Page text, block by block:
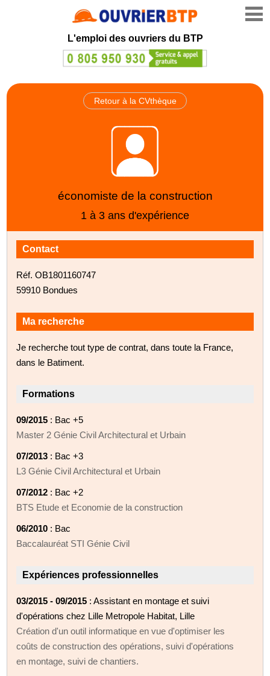
L'emploi des ouvriers du BTP
Retour à la CVthèque
économiste de la construction
1 à 3 ans d'expérience
Contact
Réf. OB1801160747
59910 Bondues
Ma recherche
Je recherche tout type de contrat, dans toute la France,
dans le Batiment.
Formations
09/2015 : Bac +5
Master 2 Génie Civil Architectural et Urbain
07/2013 : Bac +3
L3 Génie Civil Architectural et Urbain
07/2012 : Bac +2
BTS Etude et Economie de la construction
06/2010 : Bac
Baccalauréat STI Génie Civil
Expériences professionnelles
03/2015 - 09/2015 : Assistant en montage et suivi
d'opérations chez Lille Metropole Habitat, Lille
Création d'un outil informatique en vue d'optimiser les
coûts de construction des opérations, suivi d'opérations
en montage, suivi de chantiers.